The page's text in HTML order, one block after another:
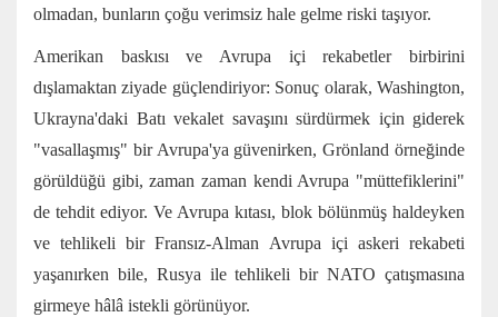
olmadan, bunların çoğu verimsiz hale gelme riski taşıyor.
Amerikan baskısı ve Avrupa içi rekabetler birbirini
dışlamaktan ziyade güçlendiriyor: Sonuç olarak, Washington,
Ukrayna'daki Batı vekalet savaşınısürdürmek için giderek
"vasallaşmış" bir Avrupa'yagüvenirken, Grönland örneğinde
görüldüğü gibi, zaman zaman kendi Avrupa "müttefiklerini"
de tehdit ediyor. Ve Avrupa kıtası, blok bölünmüş haldeyken
ve tehlikeli bir Fransız-Alman Avrupa içi askeri rekabeti
yaşanırken bile, Rusya ile tehlikeli bir NATO çatışmasına
girmeye hâlâ istekli görünüyor.